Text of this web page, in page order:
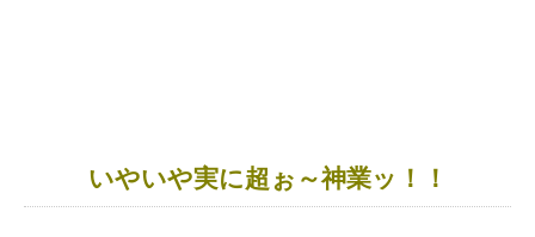
いやいや実に超ぉ～神業ッ！！